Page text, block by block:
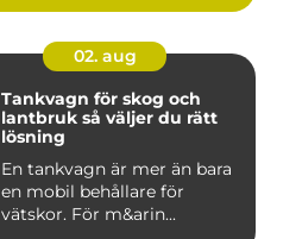
02. aug
Tankvagn för skog och
lantbruk så väljer du rätt
lösning
En tankvagn är mer än bara
en mobil behållare för
vätskor. För m&arin...